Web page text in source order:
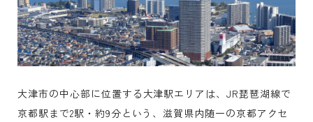
大津市の中心部に位置する大津駅エリアは、JR琵琶湖線で
京都駅まで2駅・約9分という、滋賀県内随一の京都アクセ